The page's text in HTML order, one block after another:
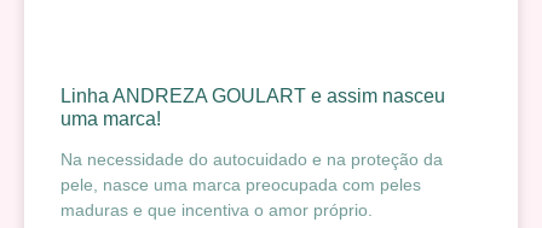
Linha ANDREZA GOULART e assim nasceu
uma marca!
Na necessidade do autocuidado e na proteção da
pele, nasce uma marca preocupada com peles
maduras e que incentiva o amor próprio.